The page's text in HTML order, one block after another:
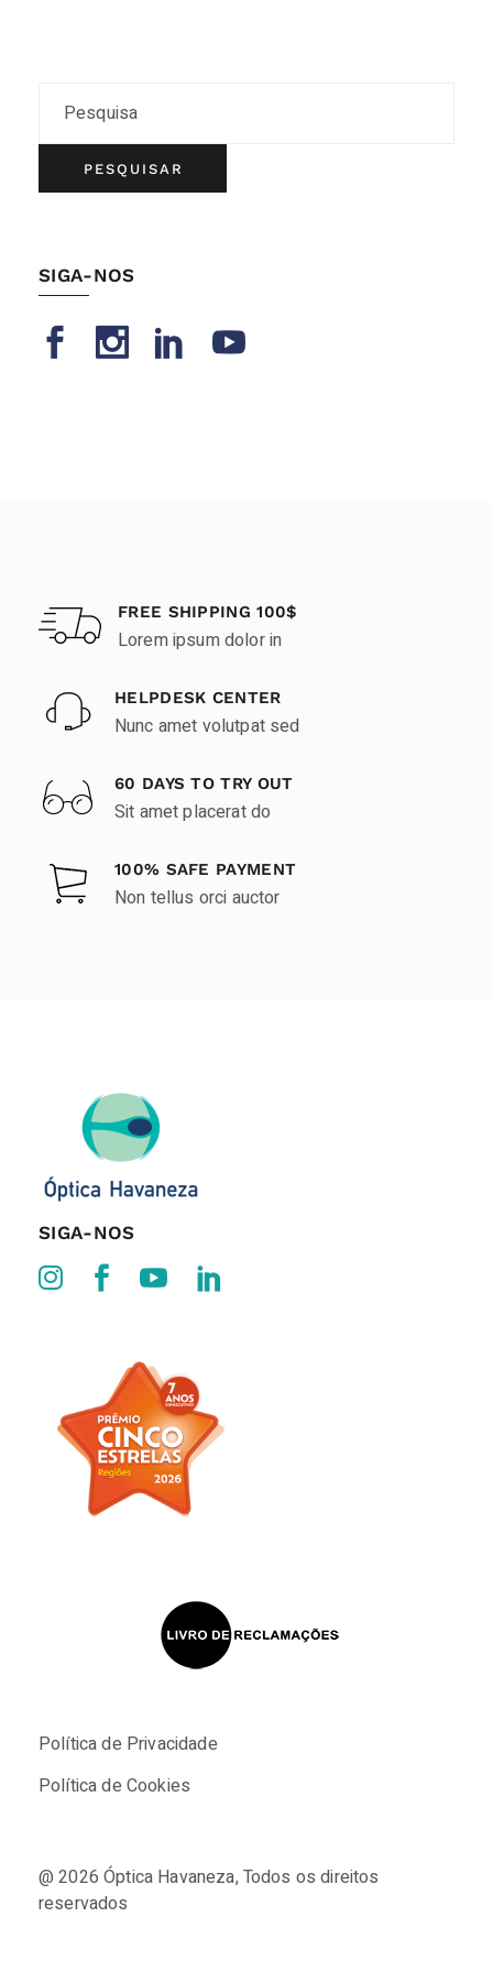
PESQUISAR
SIGA-NOS
FREE SHIPPING 100$
Lorem ipsum dolor in
HELPDESK CENTER
Nunc amet volutpat sed
60 DAYS TO TRY OUT
Sit amet placerat do
100% SAFE PAYMENT
Non tellus orci auctor
SIGA-NOS
Política de Privacidade
Política de Cookies
@ 2026Óptica Havaneza, Todos os direitos
reservados